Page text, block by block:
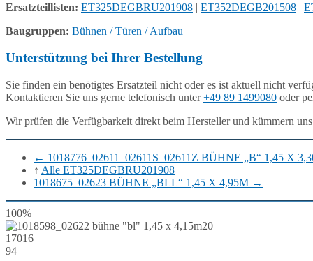
Ersatzteillisten: ET325DEGBRU201908 | ET352DEGB201508 |
Baugruppen: Bühnen / Türen / Aufbau
Unterstützung bei Ihrer Bestellung
Sie finden ein benötigtes Ersatzteil nicht oder es ist aktuell nicht
Kontaktieren Sie uns gerne telefonisch unter+49 89 1499080 oder
Wir prüfen die Verfügbarkeit direkt beim Hersteller und kümmern
← 1018776_02611_02611S_02611Z BÜHNE „B“ 1,45 X
↑ Alle ET325DEGBRU201908
1018675_02623 BÜHNE „BLL“ 1,45 X 4,95M →
100%
20
17016
94